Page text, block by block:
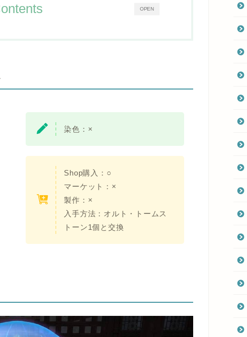
OPEN
染色：×
Shop購入：○
マーケット：×
製作：×
入手方法：オルト・トームス
トーン1個と交換